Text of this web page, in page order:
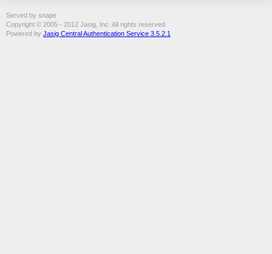
Served by snape
Copyright © 2005 - 2012 Jasig, Inc. All rights reserved.
Powered by Jasig Central Authentication Service 3.5.2.1